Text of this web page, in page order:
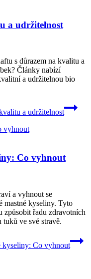
a udržitelnost
s důrazem na kvalitu a
Články nabízí
a udržitelnou bio
a udržitelnost
Co vyhnout
a vyhnout se
mastné kyseliny. Tyto
způsobit řadu zdravotních
ve své stravě.
kyseliny: Co vyhnout